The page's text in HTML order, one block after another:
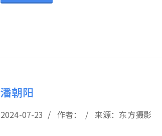
潘朝阳
2024-07-23 / 作者： / 来源：东方摄影